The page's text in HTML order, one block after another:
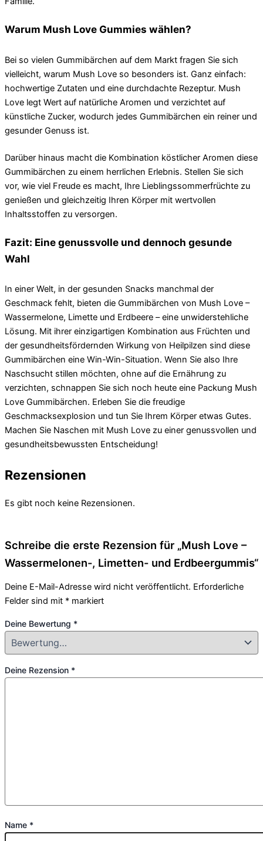
Warum Mush Love Gummies wählen?
Bei so vielen Gummibärchen auf dem Markt fragen Sie sich
vielleicht, warum Mush Love so besonders ist. Ganz einfach:
hochwertige Zutaten und eine durchdachte Rezeptur. Mush
Love legt Wert auf natürliche Aromen und verzichtet auf
künstliche Zucker, wodurch jedes Gummibärchen ein reiner und
gesunder Genuss ist.
Darüber hinaus macht die Kombination köstlicher Aromen diese
Gummibärchen zu einem herrlichen Erlebnis. Stellen Sie sich
vor, wie viel Freude es macht, Ihre Lieblingssommerfrüchte zu
genießen und gleichzeitig Ihren Körper mit wertvollen
Inhaltsstoffen zu versorgen.
Fazit: Eine genussvolle und dennoch gesunde
Wahl
In einer Welt, in der gesunden Snacks manchmal der
Geschmack fehlt, bieten die Gummibärchen von Mush Love –
Wassermelone, Limette und Erdbeere – eine unwiderstehliche
Lösung. Mit ihrer einzigartigen Kombination aus Früchten und
der gesundheitsfördernden Wirkung von Heilpilzen sind diese
Gummibärchen eine Win-Win-Situation. Wenn Sie also Ihre
Naschsucht stillen möchten, ohne auf die Ernährung zu
verzichten, schnappen Sie sich noch heute eine Packung Mush
Love Gummibärchen. Erleben Sie die freudige
Geschmacksexplosion und tun Sie Ihrem Körper etwas Gutes.
Machen Sie Naschen mit Mush Love zu einer genussvollen und
gesundheitsbewussten Entscheidung!
Rezensionen
Es gibt noch keine Rezensionen.
Schreibe die erste Rezension für „Mush Love –
Wassermelonen-, Limetten- und Erdbeergummis“
Deine E-Mail-Adresse wird nicht veröffentlicht. Erforderliche
Felder sind mit * markiert
Deine Bewertung *
Deine Rezension *
Name *